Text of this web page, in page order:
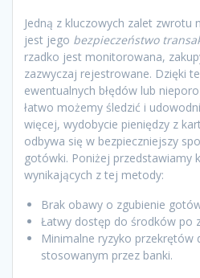
Jedną z kluczowych zalet zwrotu
jest jego bezpieczeństwo
rzadko jest monitorowana,
zazwyczaj rejestrowane. Dzięki
ewentualnych błędów lub
łatwo możemy śledzić i
więcej, wydobycie pieniędzy z
odbywa się w bezpieczniejszy
gotówki. Poniżej przedstawiamy
wynikających z tej metody:
Brak obawy o zgubienie
Łatwy dostęp do środków po
Minimalne ryzyko przekrętów
stosowanym przez banki.